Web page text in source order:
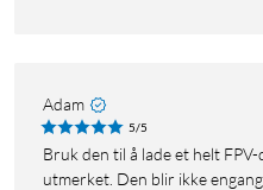
Adam
5/5
Bruk den til å lade et helt FPV-dronesett samtidig, fungerer
utmerket. Den blir ikke